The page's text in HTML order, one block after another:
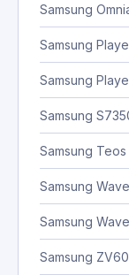
Samsung
Samsung
Samsung
Samsung
Samsung Teos
Samsung Wave
Samsung
Samsung ZV60